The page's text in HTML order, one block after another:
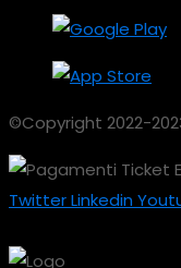
©Copyright 2022-
TwitterLinkedin